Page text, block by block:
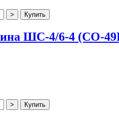
ШС-4/6-4 (СО-